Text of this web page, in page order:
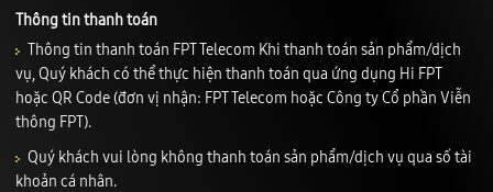
Thông tin thanh toán
Thông tin thanh toán FPT Telecom Khi thanh toán sản phẩm/dịch
vụ, Quý khách có thể thực hiện thanh toán qua ứng dụng Hi FPT
hoặc QR Code (đơn vị nhận: FPT Telecom hoặc Công ty Cổ phần Viễn
thông FPT).
Quý khách vui lòng không thanh toán sản phẩm/dịch vụ qua số tài
khoản cá nhân.